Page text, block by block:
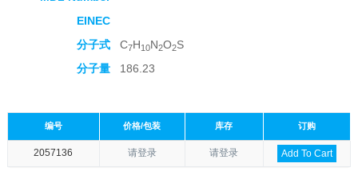
EINEC
分子式
C7H10N2O2S
分子量
186.23
编号 价格/包装 库存 订购
2057136 请登录 请登录 Add To Cart